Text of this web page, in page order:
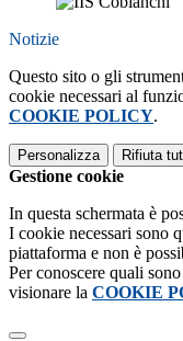
Notizie
Questo sito o gli
cookie necessari al
COOKIE POLICY.
Personalizza Rifiuta
Gestione cookie
In questa schermata è
I cookie necessari sono
piattaforma e non è
Per conoscere quali
visionare la COOKIE